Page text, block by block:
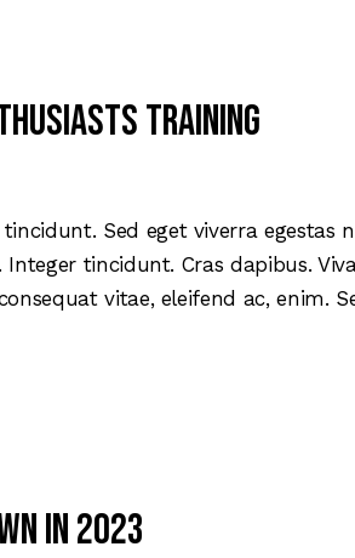
training
Sed eget viverra egestas
tincidunt. Cras dapibus.
vitae, eleifend ac, enim.
in 2023